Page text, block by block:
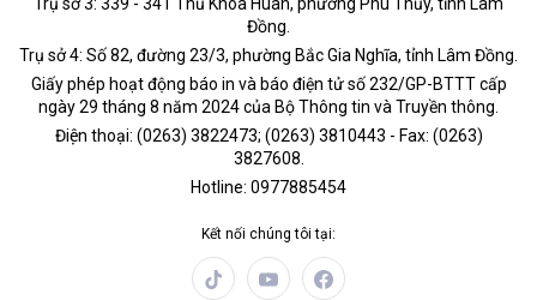
Đồng.
Trụ sở 4: Số 82, đường 23/3, phường Bắc Gia Nghĩa, tỉnh Lâm Đồng.
Giấy phép hoạt động báo in và báo điện tử số 232/GP-BTTT cấp
ngày 29 tháng 8 năm 2024 của Bộ Thông tin và Truyền thông.
Điện thoại: (0263) 3822473; (0263) 3810443 - Fax: (0263)
3827608.
Hotline: 0977885454
Kết nối chúng tôi tại: